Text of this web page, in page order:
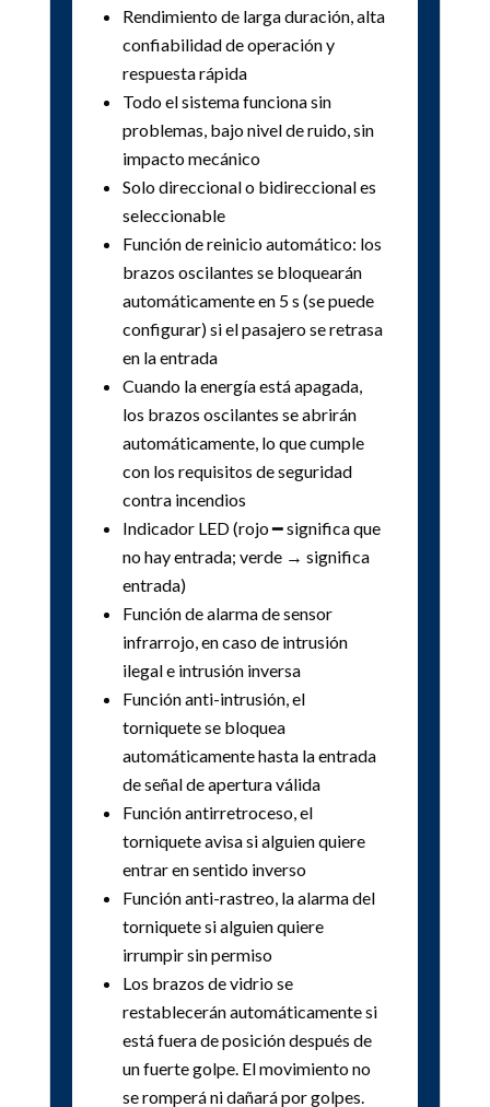
Rendimiento de larga duración, alta
confiabilidad de operación y
respuesta rápida
Todo el sistema funciona sin
problemas, bajo nivel de ruido, sin
impacto mecánico
Solo direccional o bidireccional es
seleccionable
Función de reinicio automático: los
brazos oscilantes se bloquearán
automáticamente en 5 s (se puede
configurar) si el pasajero se retrasa
en la entrada
Cuando la energía está apagada,
los brazos oscilantes se abrirán
automáticamente, lo que cumple
con los requisitos de seguridad
contra incendios
Indicador LED (rojo ━ significa que
no hay entrada; verde → significa
entrada)
Función de alarma de sensor
infrarrojo, en caso de intrusión
ilegal e intrusión inversa
Función anti-intrusión, el
torniquete se bloquea
automáticamente hasta la entrada
de señal de apertura válida
Función antirretroceso, el
torniquete avisa si alguien quiere
entrar en sentido inverso
Función anti-rastreo, la alarma del
torniquete si alguien quiere
irrumpir sin permiso
Los brazos de vidrio se
restablecerán automáticamente si
está fuera de posición después de
un fuerte golpe. El movimiento no
se romperá ni dañará por golpes.